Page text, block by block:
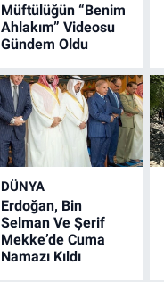
Müftülüğün “Benim
Ahlakım” Videosu
Gündem Oldu
DÜNYA
Erdoğan, Bin
Selman Ve Şerif
Mekke’de Cuma
Namazı Kıldı